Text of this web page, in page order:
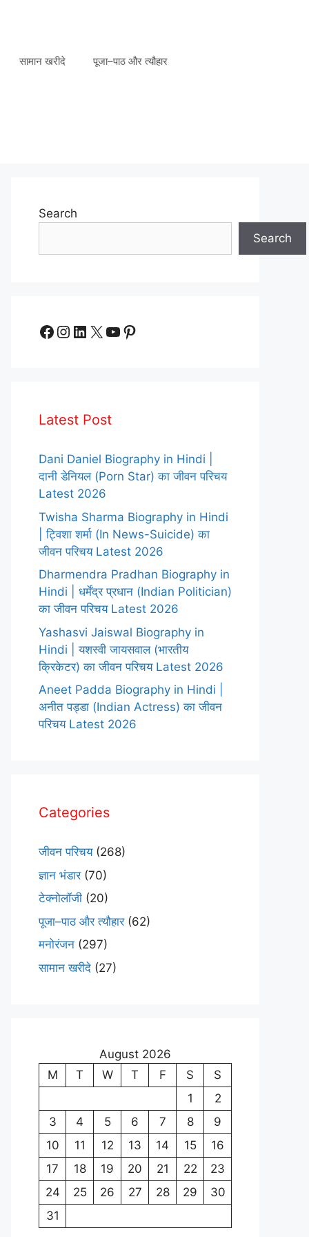
सामान खरीदे पूजा–पाठ और त्यौहार
Search
Search
Facebook
Instagram
LinkedIn
X YouTube
Pinterest
Latest Post
Dani Daniel Biography in Hindi |
दानी डेनियल (Porn Star) का जीवन परिचय
Latest 2026
Twisha Sharma Biography in Hindi
| ट्विशा शर्मा (In News-Suicide) का
जीवन परिचय Latest 2026
Dharmendra Pradhan Biography in
Hindi | धर्मेंद्र प्रधान (Indian Politician)
का जीवन परिचय Latest 2026
Yashasvi Jaiswal Biography in
Hindi | यशस्वी जायसवाल (भारतीय
क्रिकेटर) का जीवन परिचय Latest 2026
Aneet Padda Biography in Hindi |
अनीत पड्डा (Indian Actress) का जीवन
परिचय Latest 2026
Categories
जीवन परिचय(268)
ज्ञान भंडार(70)
टेक्नोलॉजी (20)
पूजा–पाठ और त्यौहार(62)
मनोरंजन (297)
सामान खरीदे (27)
August 2026
M
T W T F S
S
1
2
3
4 5 6 7 8
9
10
11 12 13 14 15
16
17
18 19 20 21 22
23
24
25 26 27 28 29
30
31